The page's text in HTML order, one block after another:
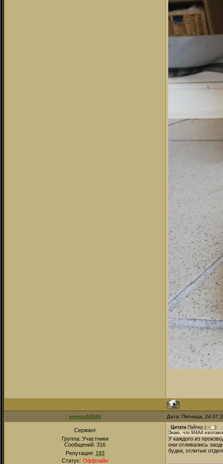
eremin50580 Дата: Пятница,
Сержант
Группа: Участники
Сообщений: 316
Репутация: 183
Статус: Оффлайн
Цитата Пайпер (
)
Знаю, что М4А4
У каждого из
они отливались
будки, отлитые